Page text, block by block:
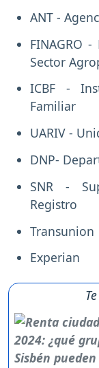
ANT -
FINAGRO
Sector
ICBF -
Familiar
UARIV -
DNP-
SNR -
Registro
Transunion
Experian